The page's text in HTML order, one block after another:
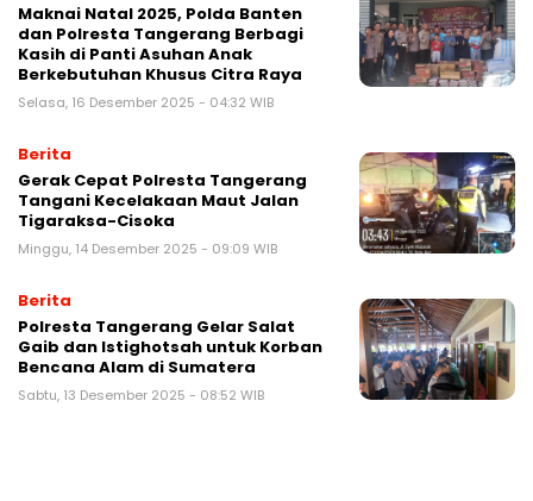
Maknai Natal 2025, Polda Banten
dan Polresta Tangerang Berbagi
Kasih di Panti Asuhan Anak
Berkebutuhan Khusus Citra Raya
Selasa, 16 Desember 2025 - 04:32 WIB
Berita
Gerak Cepat Polresta Tangerang
Tangani Kecelakaan Maut Jalan
Tigaraksa-Cisoka
Minggu, 14 Desember 2025 - 09:09 WIB
Berita
Polresta Tangerang Gelar Salat
Gaib dan Istighotsah untuk Korban
Bencana Alam di Sumatera
Sabtu, 13 Desember 2025 - 08:52 WIB